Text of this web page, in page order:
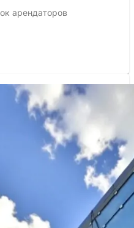
арендаторов